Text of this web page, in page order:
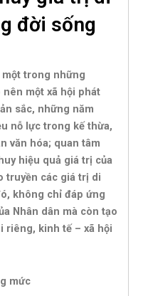
đời sống
một trong những
một xã hội phát
sắc, những năm
nỗ lực trong kế thừa,
văn hóa; quan tâm
hiệu quả giá trị của
truyền các giá trị di
không chỉ đáp ứng
Nhân dân mà còn tạo
riêng, kinh tế – xã hội
mức